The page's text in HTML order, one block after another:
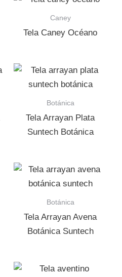
Caney
Tela Caney Océano
Botánica
Tela Arrayan Plata
Suntech Botánica
Botánica
Tela Arrayan Avena
Botánica Suntech